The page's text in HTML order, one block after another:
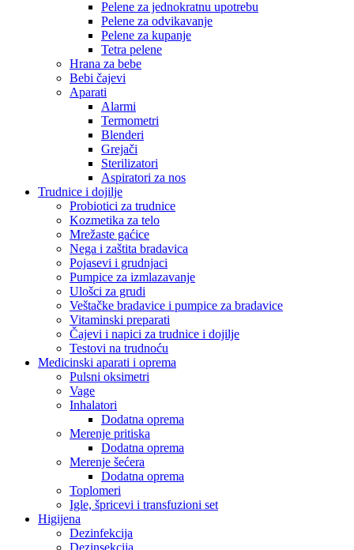
Pelene za jednokratnu upotrebu
Pelene za odvikavanje
Pelene za kupanje
Tetra pelene
Hrana za bebe
Bebi čajevi
Aparati
Alarmi
Termometri
Blenderi
Grejači
Sterilizatori
Aspiratori za nos
Trudnice i dojilje
Probiotici za trudnice
Kozmetika za telo
Mrežaste gaćice
Nega i zaštita bradavica
Pojasevi i grudnjaci
Pumpice za izmlazavanje
Ulošci za grudi
Veštačke bradavice i pumpice za bradavice
Vitaminski preparati
Čajevi i napici za trudnice i dojilje
Testovi na trudnoću
Medicinski aparati i oprema
Pulsni oksimetri
Vage
Inhalatori
Dodatna oprema
Merenje pritiska
Dodatna oprema
Merenje šećera
Dodatna oprema
Toplomeri
Igle, špricevi i transfuzioni set
Higijena
Dezinfekcija
Dezinsekcija